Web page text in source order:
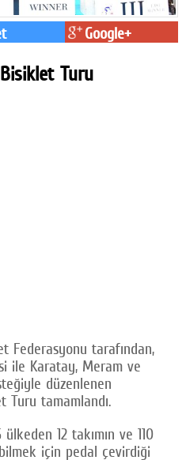
Google+
Turu
Federasyonu tarafından,
ile Karatay, Meram ve
düzenlenen
Turu tamamlandı.
12 takımın ve 110
için pedal çevirdiği